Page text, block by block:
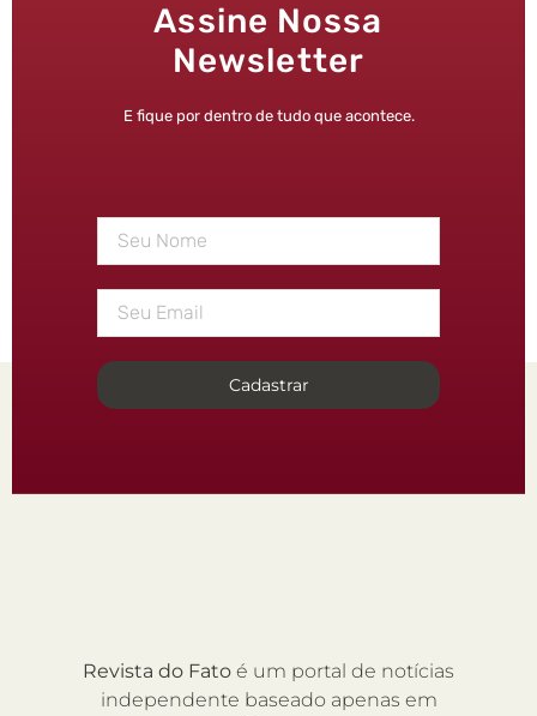
Assine Nossa
Newsletter
E fique por dentro de tudo que acontece.
Cadastrar
Revista do Fato é um portal de notícias
independente baseado apenas em